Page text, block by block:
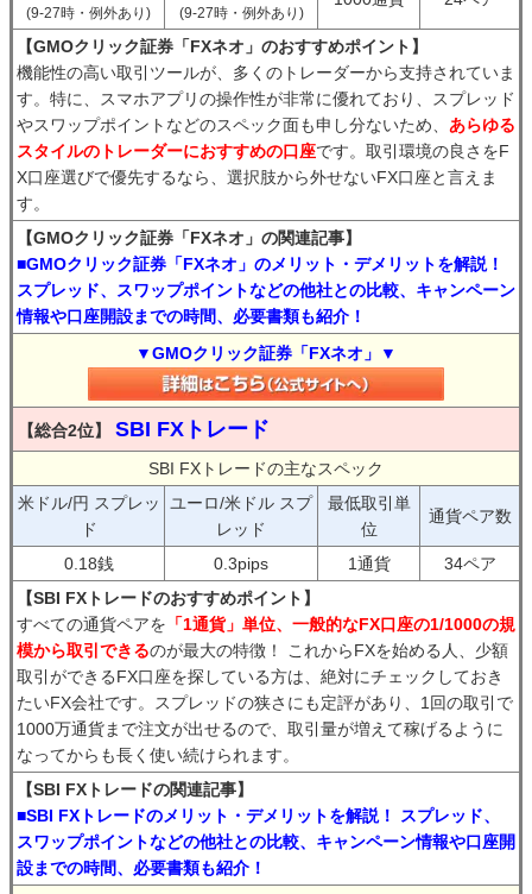
(9-27時・例外あり) (9-27時・例外あり)
【GMOクリック証券「FXネオ」のおすすめポイント】
機能性の高い取引ツールが、多くのトレーダーから支持されていま
す。特に、スマホアプリの操作性が非常に優れており、スプレッド
やスワップポイントなどのスペック面も申し分ないため、 あらゆる
スタイルのトレーダーにおすすめの口座です。取引環境の良さをF
X口座選びで優先するなら、選択肢から外せないFX口座と言えま
す。
【GMOクリック証券「FXネオ」の関連記事】
■GMOクリック証券「FXネオ」のメリット・デメリットを解説！
スプレッド、スワップポイントなどの他社との比較、キャンペーン
情報や口座開設までの時間、必要書類も紹介！
▼GMOクリック証券「FXネオ」▼
【総合2位】 SBI FXトレード
SBI FXトレードの主なスペック
米ドル/円 スプレッ
ド
ユーロ/米ドル スプ
レッド
最低取引単
位
通貨ペア数
0.18銭 0.3pips 1通貨
34ペア
【SBI FXトレードのおすすめポイント】
すべての通貨ペアを 「1通貨」単位、一般的なFX口座の1/1000の規
模から取引できるのが最大の特徴！ これからFXを始める人、少額
取引ができるFX口座を探している方は、絶対にチェックしておき
たいFX会社です。スプレッドの狭さにも定評があり、1回の取引で
1000万通貨まで注文が出せるので、取引量が増えて稼げるように
なってからも長く使い続けられます。
【SBI FXトレードの関連記事】
■SBI FXトレードのメリット・デメリットを解説！ スプレッド、
スワップポイントなどの他社との比較、キャンペーン情報や口座開
設までの時間、必要書類も紹介！